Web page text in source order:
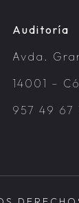
Auditoría
Avda.
14001 –
957 49 67